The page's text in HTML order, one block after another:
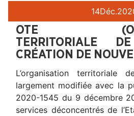
14Déc.
OTE
TERRITORIALE
CRÉATION DE
L’organisation territoriale
largement modifiée avec la
2020-1545 du 9 décembre
services déconcentrés de